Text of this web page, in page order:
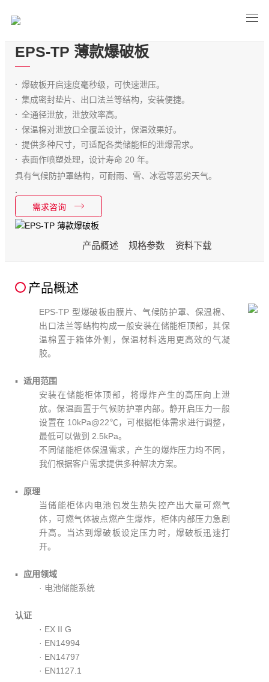
EPS-TP 薄款爆破板
爆破板开启速度毫秒级，可快速泄压。
集成密封垫片、出口法兰等结构，安装便捷。
全通径泄放，泄放效率高。
保温棉对泄放口全覆盖设计，保温效果好。
提供多种尺寸，可适配各类储能柜的泄爆需求。
表面作喷塑处理，设计寿命 20 年。
具有气候防护罩结构，可耐雨、雪、冰雹等恶劣天气。
需求咨询
产品概述 规格参数 资料下载
产品概述
EPS-TP 型爆破板由膜片、气候防护罩、保温棉、
出口法兰等结构构成一般安装在储能柜顶部，其保
温棉置于箱体外侧，保温材料选用更高效的气凝
胶。
适用范围
安装在储能柜体顶部，将爆炸产生的高压向上泄
放。保温面置于气候防护罩内部。静开启压力一般
设置在 10kPa@22℃，可根据柜体需求进行调整，
最低可以做到 2.5kPa。
不同储能柜体保温需求，产生的爆炸压力均不同，
我们根据客户需求提供多种解决方案。
原理
当储能柜体内电池包发生热失控产出大量可燃气
体，可燃气体被点燃产生爆炸，柜体内部压力急剧
升高。当达到爆破板设定压力时，爆破板迅速打
开。
应用领域
· 电池储能系统
认证
· EX II G
· EN14994
· EN14797
· EN1127.1